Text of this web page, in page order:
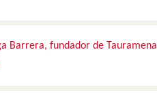
Barrera, fundador de Tauramena